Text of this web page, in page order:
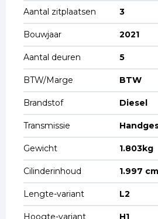
Aantal zitplaatsen 3
Bouwjaar 2021
Aantal deuren 5
BTW/Marge BTW
Brandstof Diesel
Transmissie
Gewicht 1.803kg
Cilinderinhoud 1.997
Lengte-variant L2
Hoogte-variant H1